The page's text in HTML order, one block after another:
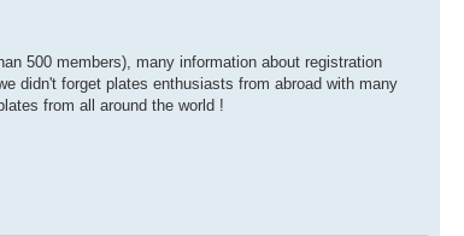
500 members), many information about registration
didn't forget plates enthusiasts from abroad with many
from all around the world !